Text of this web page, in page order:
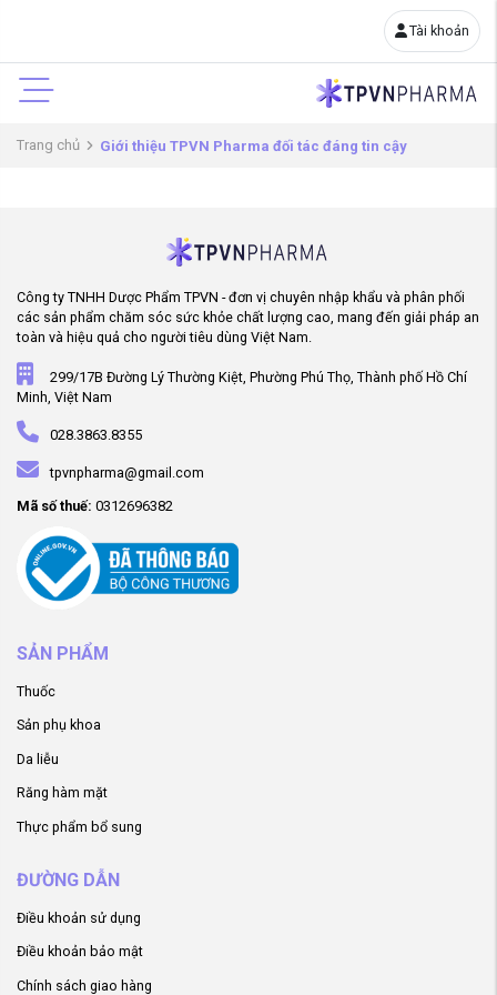
Tài khoản
Trang chủ Giới thiệu TPVN Pharma đối tác đáng tin cậy
Công ty TNHH Dược Phẩm TPVN - đơn vị chuyên nhập khẩu và phân phối
các sản phẩm chăm sóc sức khỏe chất lượng cao, mang đến giải pháp an
toàn và hiệu quả cho người tiêu dùng Việt Nam.
299/17B Đường Lý Thường Kiệt, Phường Phú Thọ, Thành phố Hồ Chí
Minh, Việt Nam
028.3863.8355
tpvnpharma@gmail.com
Mã số thuế: 0312696382
SẢN PHẨM
Thuốc
Sản phụ khoa
Da liễu
Răng hàm mặt
Thực phẩm bổ sung
ĐƯỜNG DẪN
Điều khoản sử dụng
Điều khoản bảo mật
Chính sách giao hàng